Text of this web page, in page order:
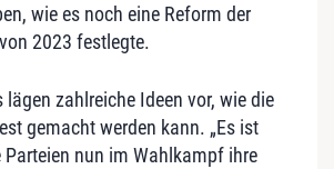
wie es noch eine Reform der
2023 festlegte.
zahlreiche Ideen vor, wie die
gemacht werden kann. „Es ist
nun im Wahlkampf ihre